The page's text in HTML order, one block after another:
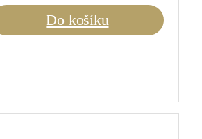
´Alba
Bricco
dei
Do košíku